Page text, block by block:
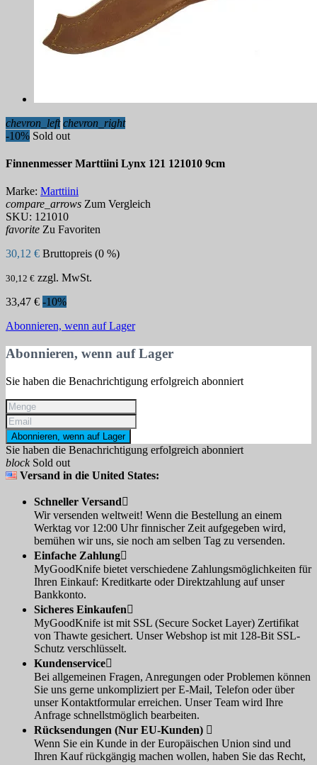
chevron_left chevron_right
-10% Sold out
Finnenmesser Marttiini Lynx 121 121010 9cm
Marke: Marttiini
compare_arrows Zum Vergleich
SKU: 121010
favorite Zu Favoriten
30,12 € Bruttopreis (0 %)
30,12 € zzgl. MwSt.
33,47 € -10%
Abonnieren, wenn auf Lager
Abonnieren, wenn auf Lager
Sie haben die Benachrichtigung erfolgreich abonniert
Abonnieren, wenn auf Lager
Sie haben die Benachrichtigung erfolgreich abonniert
blockSold out
Versand in die United States:
Schneller Versand
Wir versenden weltweit! Wenn die Bestellung an einem
Werktag vor 12:00 Uhr finnischer Zeit aufgegeben wird,
bemühen wir uns, sie noch am selben Tag zu versenden.
Einfache Zahlung
MyGoodKnife bietet verschiedene Zahlungsmöglichkeiten für
Ihren Einkauf: Kreditkarte oder Direktzahlung auf unser
Bankkonto.
Sicheres Einkaufen
MyGoodKnife ist mit SSL (Secure Socket Layer) Zertifikat
von Thawte gesichert. Unser Webshop ist mit 128-Bit SSL-
Schutz verschlüsselt.
Kundenservice
Bei allgemeinen Fragen, Anregungen oder Problemen können
Sie uns gerne unkompliziert per E-Mail, Telefon oder über
unser Kontaktformular erreichen. Unser Team wird Ihre
Anfrage schnellstmöglich bearbeiten.
Rücksendungen (Nur EU-Kunden) 
Wenn Sie ein Kunde in der Europäischen Union sind und
Ihren Kauf rückgängig machen wollen, haben Sie das Recht,